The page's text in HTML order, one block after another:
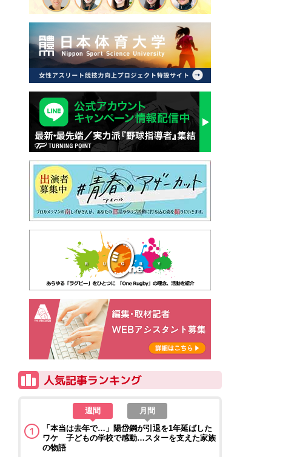
週間
月間
「本当は去年で…」陽岱鋼が引退を1年延ばした
ワケ 子どもの学校で感動…スターを支えた家族
の物語